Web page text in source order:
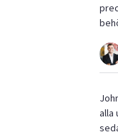
alla